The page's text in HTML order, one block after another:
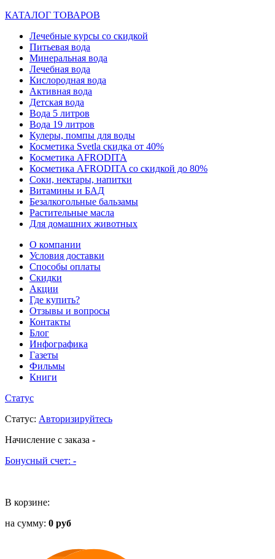
КАТАЛОГ ТОВАРОВ
Лечебные курсы со скидкой
Питьевая вода
Минеральная вода
Лечебная вода
Кислородная вода
Активная вода
Детская вода
Вода 5 литров
Вода 19 литров
Кулеры, помпы для воды
Косметика Svetla скидка от 40%
Косметика AFRODITA
Косметика AFRODITA со скидкой до 80%
Соки, нектары, напитки
Витамины и БАД
Безалкогольные бальзамы
Растительные масла
Для домашних животных
О компании
Условия доставки
Способы оплаты
Скидки
Акции
Где купить?
Отзывы и вопросы
Контакты
Блог
Инфографика
Газеты
Фильмы
Книги
Статус
Статус: Авторизируйтесь
Начисление с заказа -
Бонусный счет: -
В корзине:
на сумму: 0 руб